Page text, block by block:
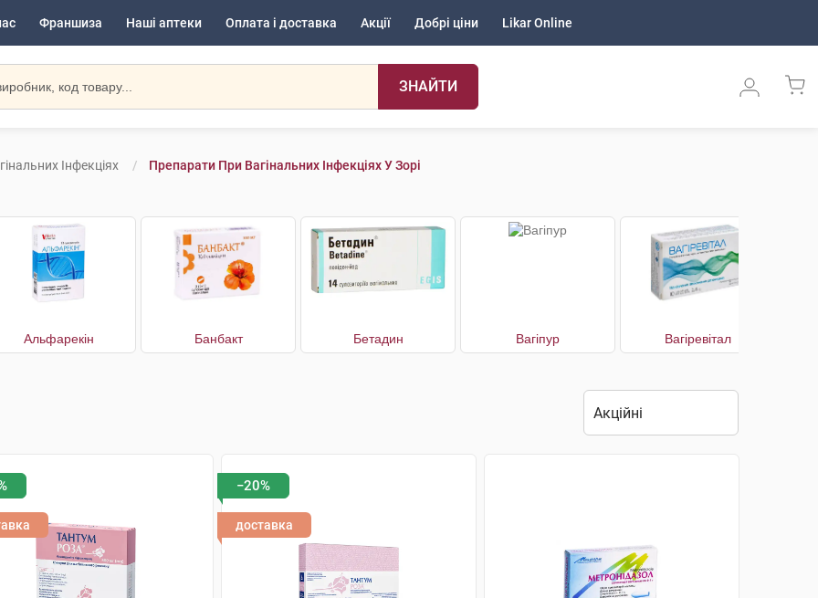
Франшиза Наші аптеки Оплата і доставка Акції Добрі ціни Likar Online
ЗНАЙТИ
Інфекціях Препарати При Вагінальних Інфекціях У Зорі
Альфарекін Банбакт Бетадин Вагіпур Вагіревітал
−20%
доставка